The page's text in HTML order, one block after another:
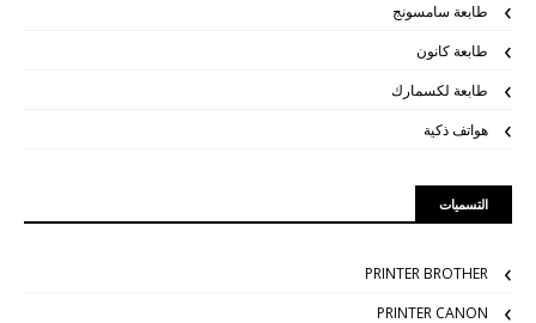
طابعة سامسونج
طابعة كانون
طابعة لكسمارك
هواتف ذكية
التسميات
PRINTER BROTHER
PRINTER CANON